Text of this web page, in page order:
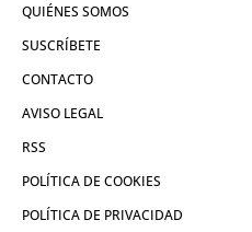
QUIÉNES SOMOS
SUSCRÍBETE
CONTACTO
AVISO LEGAL
RSS
POLÍTICA DE COOKIES
POLÍTICA DE PRIVACIDAD